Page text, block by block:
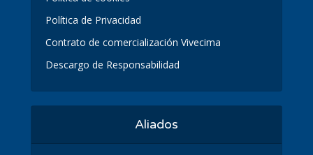
Política de Privacidad
Contrato de comercialización Vivecima
Descargo de Responsabilidad
Aliados